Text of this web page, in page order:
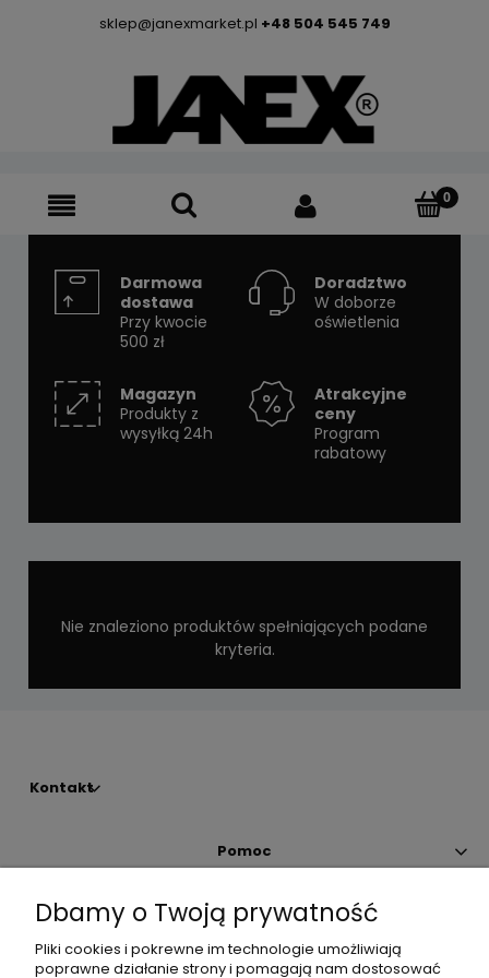
sklep@janexmarket.pl +48 504 545 749
Darmowa
dostawa
Przy kwocie
500 zł
Doradztwo
W doborze
oświetlenia
Magazyn
Produkty z
wysyłką 24h
Atrakcyjne
ceny
Program
rabatowy
Nie znaleziono produktów spełniających podane
kryteria.
Kontakt
Pomoc
Moje konto
Dbamy o Twoją prywatność
Pliki cookies i pokrewne im technologie umożliwiają
poprawne działanie strony i pomagają nam dostosować